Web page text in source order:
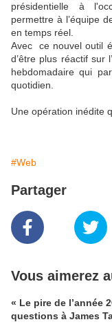
présidentielle à
permettre à l’équipe
en temps réel.
Avec ce nouvel outil
d’être plus réactif sur
hebdomadaire qui
quotidien.
Une opération inédite
#Web
Partager
Vous aimerez
« Le pire de l’année
questions à James